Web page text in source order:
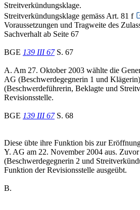
Streitverkündungsklage.
Streitverkündungsklage gemäss Art. 81 f
Voraussetzungen und Tragweite des
Sachverhalt ab Seite 67
BGE 139 III 67S. 67
A. Am 27. Oktober 2003 wählte die
AG (Beschwerdegegnerin 1 und
(Beschwerdeführerin, Beklagte und
Revisionsstelle.
BGE 139 III 67S. 68
Diese übte ihre Funktion bis zur
Y. AG am 22. November 2004 aus.
(Beschwerdegegnerin 2 und
Funktion der Revisionsstelle ausgeübt.
B.